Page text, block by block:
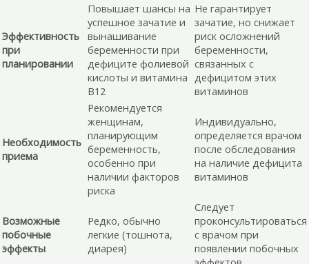
Эффективность
при
планировании
Повышает шансы на
успешное зачатие и
вынашивание
беременности при
дефиците фолиевой
кислоты и витамина
B12
Не гарантирует
зачатие, но снижает
риск осложнений
беременности,
связанных с
дефицитом этих
витаминов
Необходимость
приема
Рекомендуется
женщинам,
планирующим
беременность,
особенно при
наличии факторов
риска
Индивидуально,
определяется врачом
после обследования
на наличие дефицита
витаминов
Возможные
побочные
эффекты
Редко, обычно
легкие (тошнота,
диарея)
Следует
проконсультироваться
с врачом при
появлении побочных